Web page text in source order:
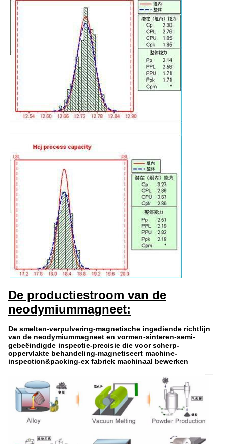
De productiestroom van de
neodymiummagneet:
De smelten-verpulvering-magnetische ingediende richtlijn
van de neodymiummagneet en vormen-sinteren-semi-
gebeëindigde inspectie-precisie die voor scherp-
oppervlakte behandeling-magnetiseert machine-
inspection&packing-ex fabriek machinaal bewerken